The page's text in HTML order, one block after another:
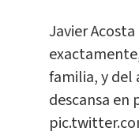
Javier
familia, y del
descansa en